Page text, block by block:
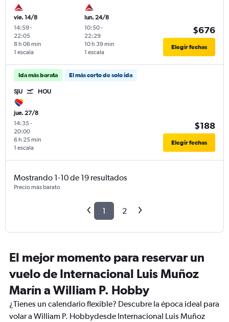
vie. 14/8
14:59-
22:05
1 escala
8 h 06 min
lun. 24/8
10:50-
22:29
1 escala
10 h 39 min
$676
Elegir fechas
Ida más barata El más corto de solo ida
SJU HOU
jue. 27/8
14:35-
20:00
1 escala
6 h 25 min
$188
Elegir fechas
Mostrando 1-10 de 19 resultados
Precio más barato
1 2
El mejor momento para reservar un
vuelo de Internacional Luis Muñoz
Marín a William P. Hobby
¿Tienes un calendario flexible? Descubre la época ideal para
volar a William P. Hobbydesde Internacional Luis Muñoz